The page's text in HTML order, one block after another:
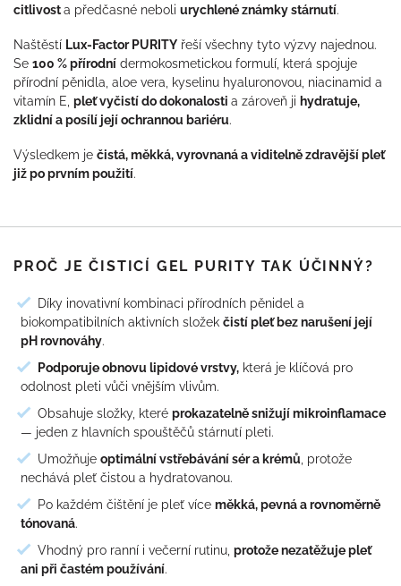
citlivosta předčasné neboli urychlené známky stárnutí.
Naštěstí Lux-Factor PURITY řeší všechny tyto výzvy najednou.
Se 100 % přírodní dermokosmetickou formulí, která spojuje
přírodní pěnidla, aloe vera, kyselinu hyaluronovou, niacinamid a
vitamín E, pleť vyčistí do dokonalosti a zároveň ji hydratuje,
zklidní a posílí její ochrannou bariéru.
Výsledkem je čistá, měkká, vyrovnaná a viditelně zdravější pleť
již po prvním použití.
PROČ JE ČISTICÍ GEL PURITY TAK ÚČINNÝ?
Díky inovativní kombinaci přírodních pěnidel a
biokompatibilních aktivních složek čistí pleť bez narušení její
pH rovnováhy.
Podporuje obnovu lipidové vrstvy,která je klíčová pro
odolnost pleti vůči vnějším vlivům.
Obsahuje složky, které prokazatelně snižují mikroinflamace
— jeden z hlavních spouštěčů stárnutí pleti.
Umožňuje optimální vstřebávání sér a krémů , protože
nechává pleť čistou a hydratovanou.
Po každém čištění je pleť více měkká, pevná a rovnoměrně
tónovaná.
Vhodný pro ranní i večerní rutinu, protože nezatěžuje pleť
ani při častém používání.